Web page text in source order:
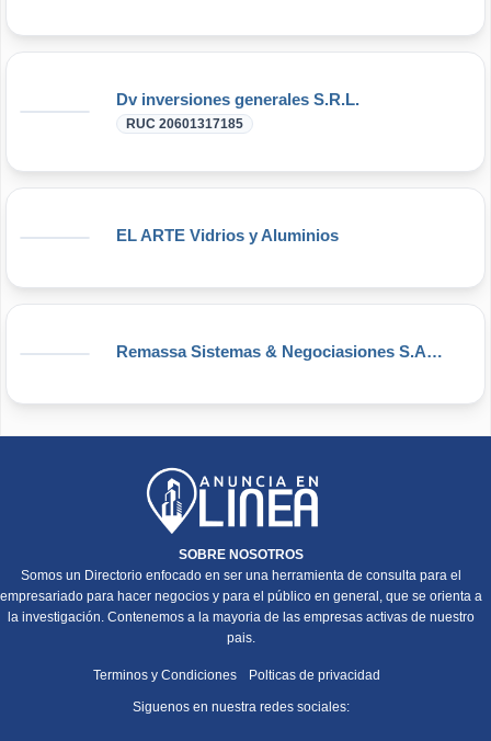
Dv inversiones generales S.R.L.
RUC 20601317185
EL ARTE Vidrios y Aluminios
Remassa Sistemas & Negociasiones S.A.C.
SOBRE NOSOTROS
Somos un Directorio enfocado en ser una herramienta de consulta para el
empresariado para hacer negocios y para el público en general, que se orienta a
la investigación. Contenemos a la mayoria de las empresas activas de nuestro
pais.
Terminos y Condiciones Polticas de privacidad
Siguenos en nuestra redes sociales: